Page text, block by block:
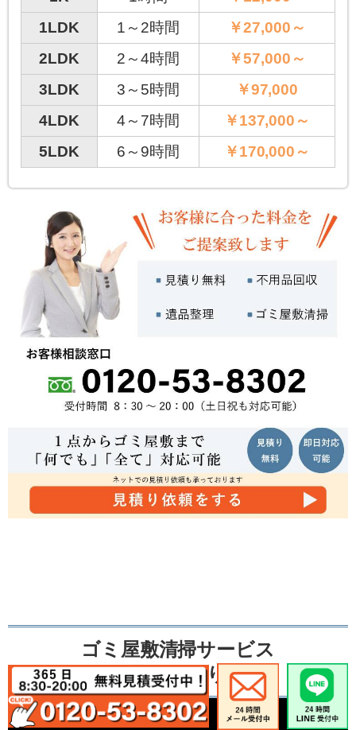
1LDK
1～2時間
￥27,000～
2LDK
2～4時間
￥57,000～
3LDK
3～5時間
￥97,000
4LDK
4～7時間
￥137,000～
5LDK
6～9時間 ￥170,000～
ゴミ屋敷清掃サービス
不用品の買取り事例